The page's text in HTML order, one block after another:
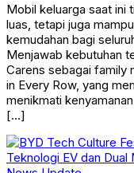
Mobil keluarga saat ini
luas, tetapi juga
kemudahan bagi
Menjawab kebutuhan
Carens sebagai family
in Every Row, yang
menikmati
[…]